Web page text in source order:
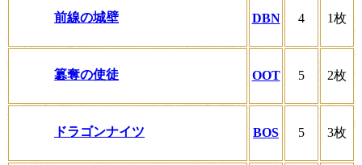
前線の城壁 DBN 4 1枚
簒奪の使徒 OOT 5 2枚
ドラゴンナイツ BOS 5 3枚